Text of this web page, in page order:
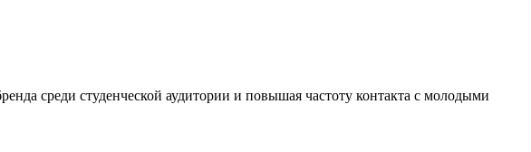
среди студенческой аудитории и повышая частоту контакта с молодыми